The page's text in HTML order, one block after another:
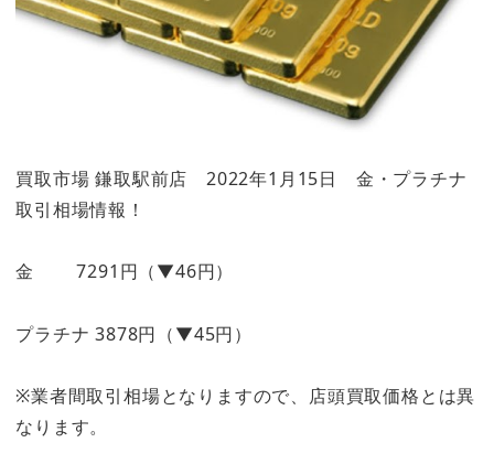
買取市場 鎌取駅前店 2022年1月15日 金・プラチナ
取引相場情報！
金 7291円（▼46円）
プラチナ 3878円（▼45円）
※業者間取引相場となりますので、店頭買取価格とは異
なります。